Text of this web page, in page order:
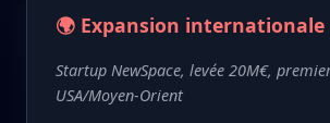
🌍 Expansion internationale
Startup NewSpace, levée 20M€,
USA/Moyen-Orient